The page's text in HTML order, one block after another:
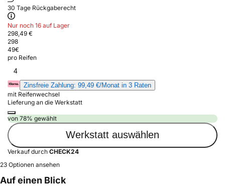
30 Tage Rückgaberecht
Nur noch 16 auf Lager
298,49 €
298
49€
pro Reifen
4
Zinsfreie Zahlung: 99,49 €/Monat in 3 Raten
mit Reifenwechsel
Lieferung an die Werkstatt
von 78% gewählt
Werkstatt auswählen
Verkauf durch CHECK24
23 Optionen ansehen
Auf einen Blick